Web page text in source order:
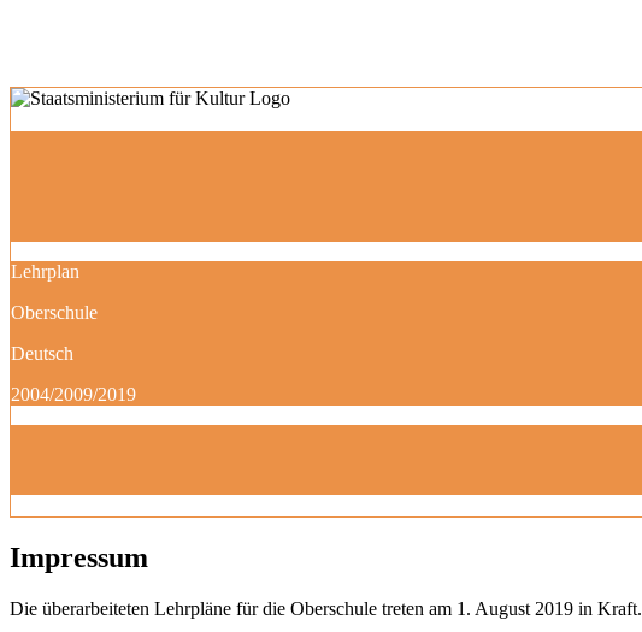
Lehrplan
Oberschule
Deutsch
2004/2009/2019
Impressum
Die überarbeiteten Lehrpläne für die Oberschule treten am 1. August 2019 in Kraft.